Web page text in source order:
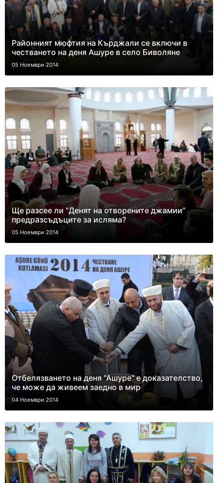
Районният мюфтия на Кърджали се включи в
честването на деня Ашуре в село Биволяне
05 Ноември 2014
Ще разсее ли "Денят на отворените джамии”
предразсъдъците за исляма?
05 Ноември 2014
Отбелязването на деня "Ашуре" е доказателство,
че може да живеем заедно в мир
04 Ноември 2014